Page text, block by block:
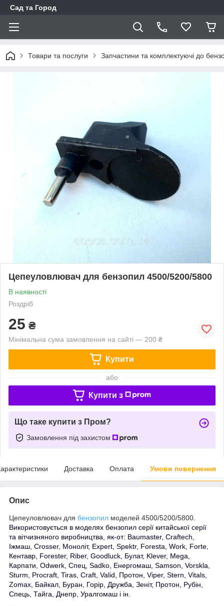
Сад та Город
Товари та послуги Запчастини та комплектуючі до
Цепеуловлювач для бензопил 4500/5200/5800
В наявності
Роздріб
25 ₴
Мінімальна сума замовлення на сайті — 200 ₴
Купити
або
Купити з
Що таке купити з Пром?
Замовлення під захистом
Доставка Оплата Умови повернення
Опис
Цепеуловлювач для бензопил моделей 4500/5200/5800
Використовується в моделях бензопил серії китайської серії
та вітчизняного виробництва, як-от: Baumaster, Craftech,
Іжмаш, Crosser, Моноліт, Expert, Spektr, Foresta, Work, Forte,
Кентавр, Forester, Riber, Goodluck, Булат, Klever, Mega,
Карпати, Odwerk, Спец, Sadko, Енергомаш, Samson, Vorskla,
Sturm, Procraft, Tiras, Craft, Valid, Протон, Viper, Stern, Vitals,
Zomax, Байкал, Буран, Горір, Дружба, Зеніт, Протон, Рубін,
Спець, Тайга, Днепр, Уралгомаш і ін.